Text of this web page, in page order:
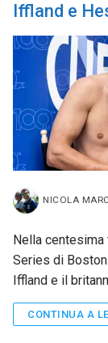
Iffland e
NICOLA
Nella
Series di
Iffland e il
CONTINUA A